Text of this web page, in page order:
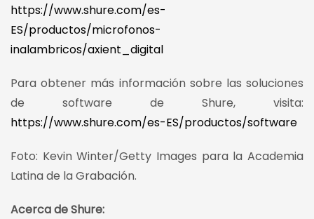
https://www.shure.com/es-
ES/productos/microfonos-
inalambricos/axient_digital
Para obtener más información sobre las soluciones
de software de Shure, visita:
https://www.shure.com/es-ES/productos/software
Foto: Kevin Winter/Getty Images para la Academia
Latina de la Grabación.
Acerca de Shure: